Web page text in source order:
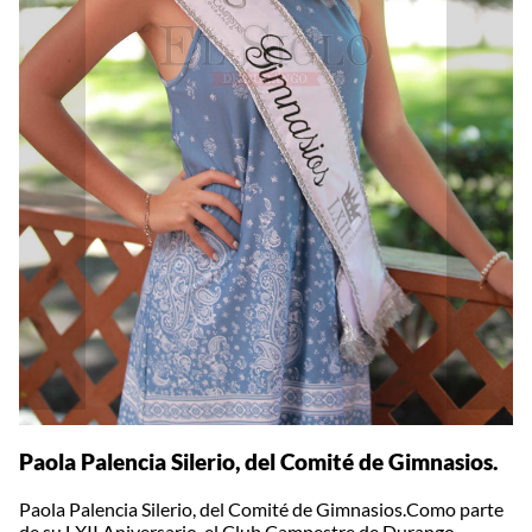
Paola Palencia Silerio, del Comité de Gimnasios.
Paola Palencia Silerio, del Comité de Gimnasios.Como parte